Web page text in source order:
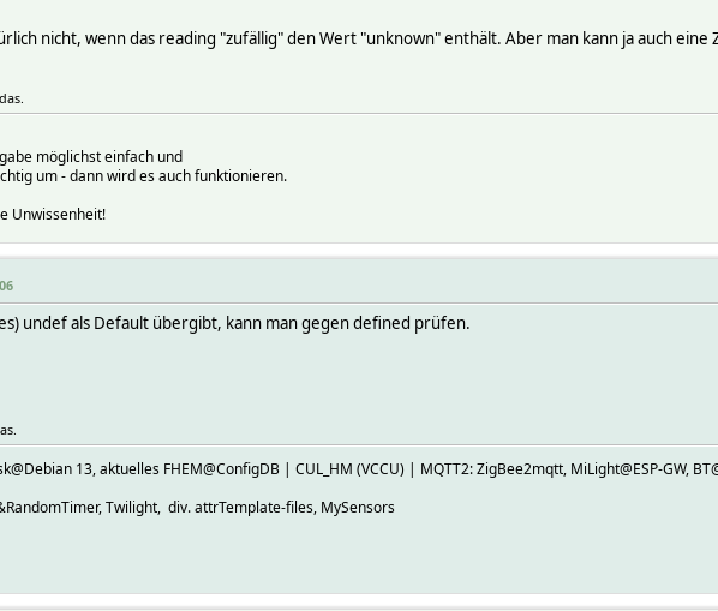
nicht, wenn das reading "zufällig" den Wert "unknown" enthält. Aber man kann ja auch
möglichst einfach und
um - dann wird es auch funktionieren.
Unwissenheit!
undef als Default übergibt, kann man gegen defined prüfen.
13, aktuelles FHEM@ConfigDB | CUL_HM (VCCU) | MQTT2: ZigBee2mqtt, MiLight@ESP-GW,
Twilight, div. attrTemplate-files, MySensors